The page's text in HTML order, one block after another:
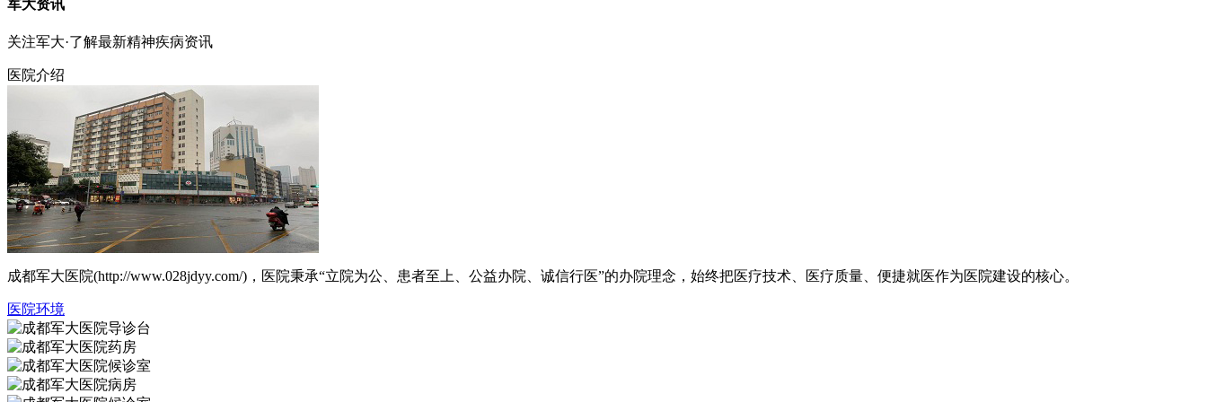
军大资讯
关注军大·了解最新精神疾病资讯
医院介绍
成都军大医院(http://www.028jdyy.com/)，医院秉承“立院为公、患者至上、公益办院、诚信行医”的办院理念，始终把医疗技术、医疗质量、便捷就医作为医院建设的核心。
医院环境